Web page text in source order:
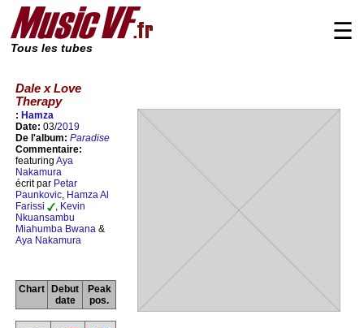
Tous les tubes
☰
Dale x Love
Therapy
: Hamza
Date: 03/2019
De l'album: Paradise
Commentaire:
featuring Aya
Nakamura
écrit par Petar
Paunkovic, Hamza Al
Farissi
, Kevin
Nkuansambu
Miahumba Bwana &
Aya Nakamura
Chart
Debut
date
Peak
pos.